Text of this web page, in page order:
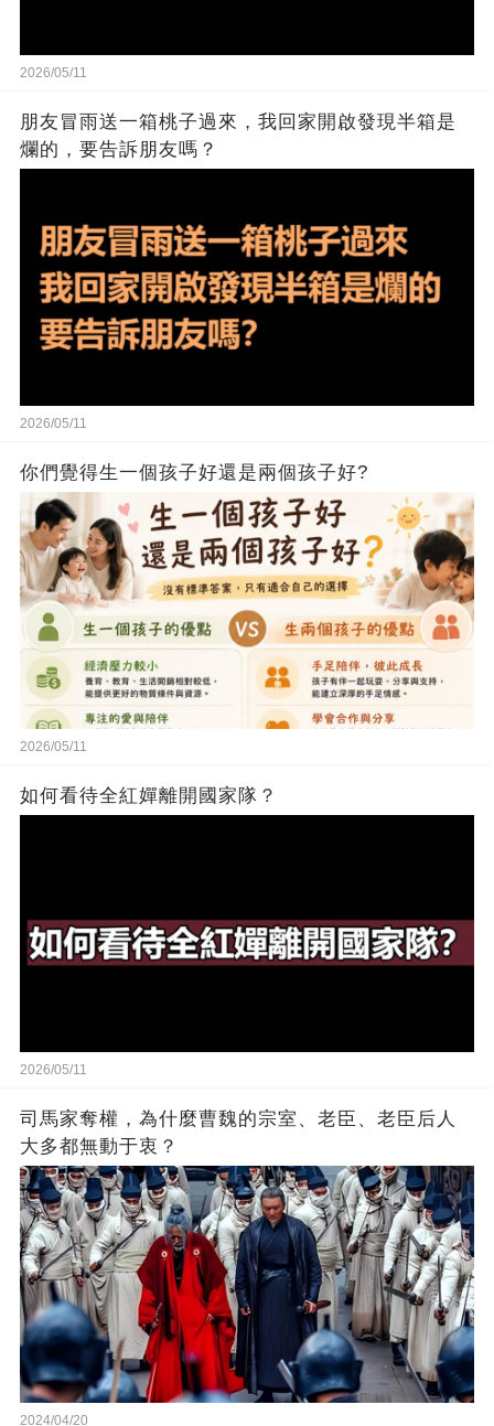
2026/05/11
朋友冒雨送一箱桃子過來，我回家開啟發現半箱是
爛的，要告訴朋友嗎？
2026/05/11
你們覺得生一個孩子好還是兩個孩子好?
2026/05/11
如何看待全紅嬋離開國家隊？
2026/05/11
司馬家奪權，為什麼曹魏的宗室、老臣、老臣后人
大多都無動于衷？
2024/04/20